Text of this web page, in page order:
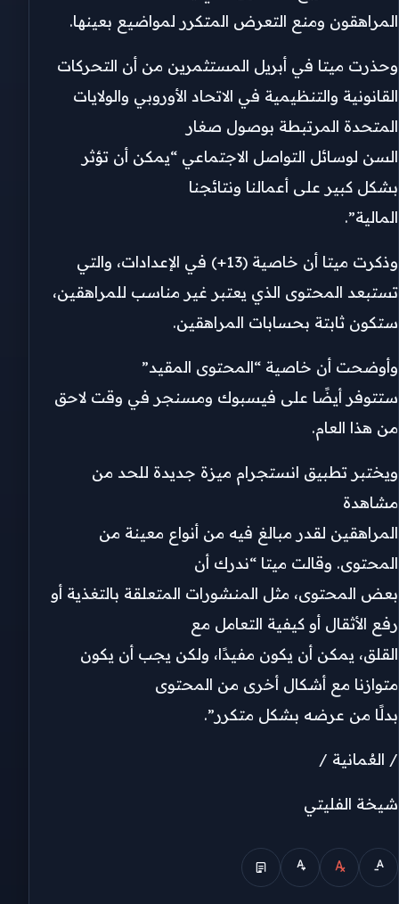
المراهقون ومنع التعرض المتكرر لمواضيع بعينها.
وحذرت ميتا في أبريل المستثمرين من أن التحركات
القانونية والتنظيمية في الاتحاد الأوروبي والولايات
المتحدة المرتبطة بوصول صغار
السن لوسائل التواصل الاجتماعي “يمكن أن تؤثر
بشكل كبير على أعمالنا ونتائجنا
المالية”.
وذكرت ميتا أن خاصية (13+) في الإعدادات، والتي
تستبعد المحتوى الذي يعتبر غير مناسب للمراهقين،
ستكون ثابتة بحسابات المراهقين.
وأوضحت أن خاصية “المحتوى المقيد”
ستتوفر أيضًا على فيسبوك ومسنجر في وقت لاحق
من هذا العام.
ويختبر تطبيق انستجرام ميزة جديدة للحد من
مشاهدة
المراهقين لقدر مبالغ فيه من أنواع معينة من
المحتوى. وقالت ميتا “ندرك أن
بعض المحتوى، مثل المنشورات المتعلقة بالتغذية أو
رفع الأثقال أو كيفية التعامل مع
القلق، يمكن أن يكون مفيدًا، ولكن يجب أن يكون
متوازنا مع أشكال أخرى من المحتوى
بدلًا من عرضه بشكل متكرر”.
/ العُمانية /
شيخة الفليتي